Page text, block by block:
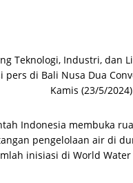
Teknologi, Industri, dan
di Bali Nusa Dua
Kamis (23/5/
Indonesia membuka
pengelolaan air di
inisiasi di World